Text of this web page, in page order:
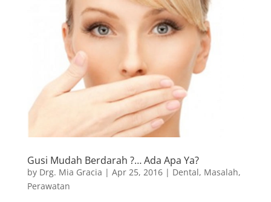
Gusi Mudah Berdarah ?… Ada Apa Ya?
by Drg. Mia Gracia | Apr 25, 2016| Dental, Masalah,
Perawatan